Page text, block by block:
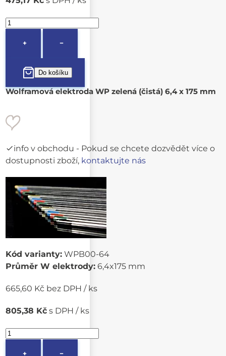
+ −
Wolframová elektroda WP zelená (čistá) 6,4 x 175 mm
info v obchodu - Pokud se chcete dozvědět více o
dostupnosti zboží, kontaktujte nás
Kód varianty: WPB00-64
Průměr W elektrody: 6,4x175 mm
665,60 Kč bez DPH / ks
805,38 Kč s DPH / ks
+ −